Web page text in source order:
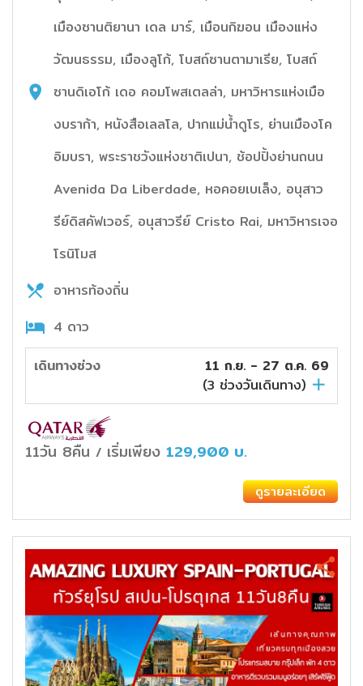
เมืองซานติยานา เดล มาร์, เมือนกิฆอน เมืองแห่ง
วัฒนธรรม, เมืองลูโก้, โบสถ์ซานตามาเรีย, โบสถ์
ซานดิเอโก้ เดอ คอมโพสเตลล่า, มหาวิหารแห่งเมือ
งบราก้า, หนังสือเลลโล, ปากแม่น้ำดูโร, ย่านเมืองโค
อิมบรา, พระราชวังแห่งชาติเปนา, ช้อปปิ้งย่านถนน
Avenida Da Liberdade, หอคอยเบเล็ง, อนุสาว
รีย์ดิสคัฟเวอร์, อนุสาวรีย์ Cristo Rai, มหาวิหารเจอ
โรนิโมส
อาหารท้องถิ่น
4 ดาว
เดินทางช่วง
11 ก.ย. - 27 ต.ค. 69
(3 ช่วงวันเดินทาง)
11วัน 8คืน / เริ่มเพียง 129,900 บ.
ดูรายละเอียด